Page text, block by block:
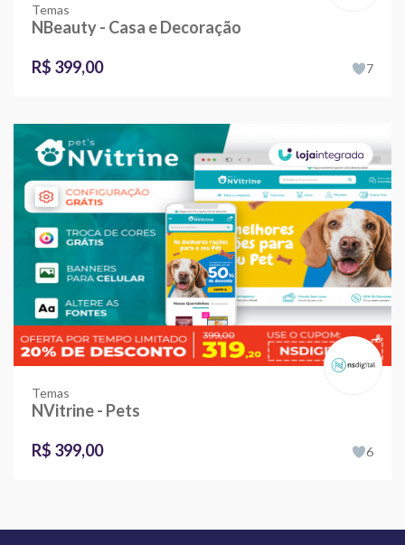
Temas
NBeauty - Casa e Decoração
R$ 399,00
7
Temas
NVitrine - Pets
R$ 399,00
6